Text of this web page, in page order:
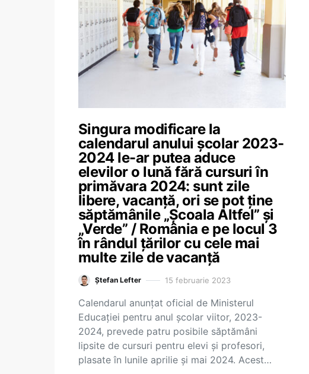
Singura modificare la
calendarul anului școlar 2023-
2024 le-ar putea aduce
elevilor o lună fără cursuri în
primăvara 2024: sunt zile
libere, vacanță, ori se pot ține
săptămânile „Școala Altfel” și
„Verde” / România e pe locul 3
în rândul țărilor cu cele mai
multe zile de vacanță
Ștefan Lefter 15 februarie 2023
Calendarul anunțat oficial de Ministerul
Educației pentru anul școlar viitor, 2023-
2024, prevede patru posibile săptămâni
lipsite de cursuri pentru elevi și profesori,
plasate în lunile aprilie și mai 2024. Acest…